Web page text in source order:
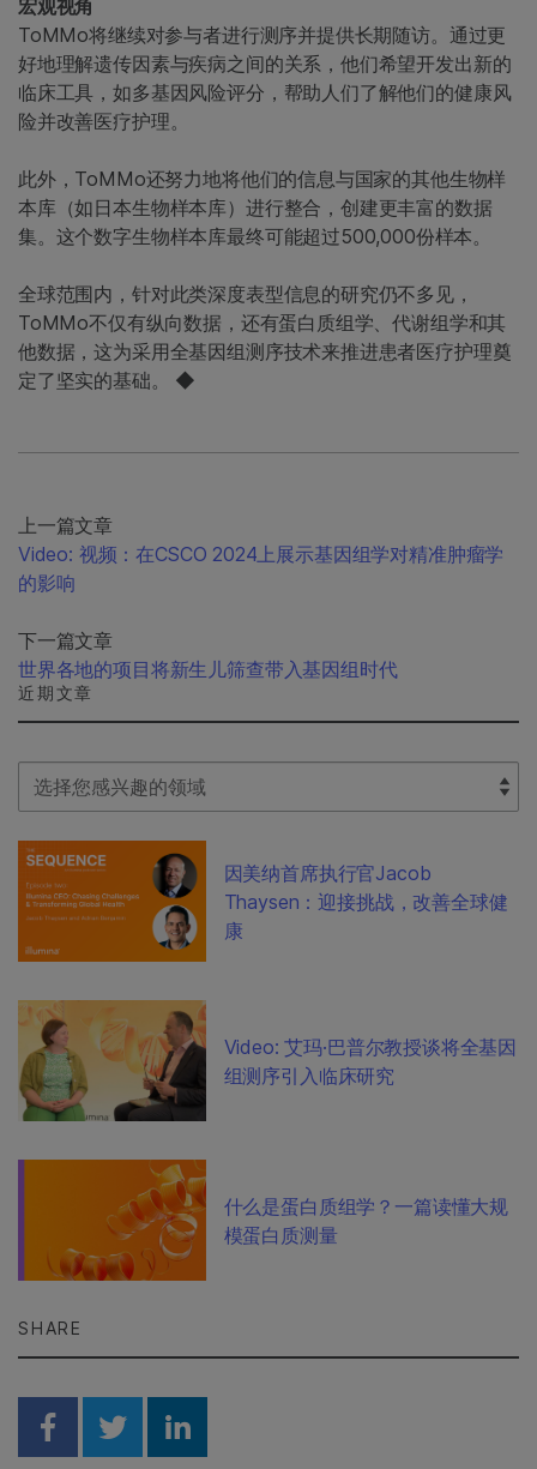
宏观视角
ToMMo将继续对参与者进行测序并提供长期随访。通过更
好地理解遗传因素与疾病之间的关系，他们希望开发出新的
临床工具，如多基因风险评分，帮助人们了解他们的健康风
险并改善医疗护理。
此外，ToMMo还努力地将他们的信息与国家的其他生物样
本库（如日本生物样本库）进行整合，创建更丰富的数据
集。这个数字生物样本库最终可能超过500,000份样本。
全球范围内，针对此类深度表型信息的研究仍不多见，
ToMMo不仅有纵向数据，还有蛋白质组学、代谢组学和其
他数据，这为采用全基因组测序技术来推进患者医疗护理奠
定了坚实的基础。 ◆
上一篇文章
Video: 视频：在CSCO 2024上展示基因组学对精准肿瘤学
的影响
下一篇文章
世界各地的项目将新生儿筛查带入基因组时代
近期文章
Select Filter
因美纳首席执行官Jacob
Thaysen：迎接挑战，改善全球健
康
Video: 艾玛·巴普尔教授谈将全基因
组测序引入临床研究
什么是蛋白质组学？一篇读懂大规
模蛋白质测量
SHARE
Share on Facebook
Share on Twitter
Share on Linkedin